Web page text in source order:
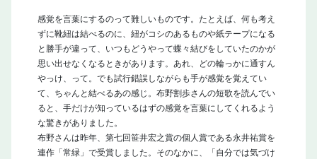
感覚を言葉にするのって難しいものです。たとえば、何も考え
ずに靴紐は結べるのに、紐がコシのあるものや紙テープになる
と勝手が違って、いつもどうやって蝶々結びをしていたのかが
思い出せなくなるときがあります。あれ、どの輪っかに通すん
やっけ、って。でも試行錯誤しながらも手が感覚を覚えてい
て、ちゃんと結べるあの感じ。布野割歩さんの短歌を読んでい
ると、手だけが知っているはずの感覚を言葉にしてくれるよう
な驚きがありました。
布野さんは昨年、第七回笹井宏之賞の個人賞である永井祐賞を
連作「常緑」で受賞しました。そのなかに、「自分では気づけ